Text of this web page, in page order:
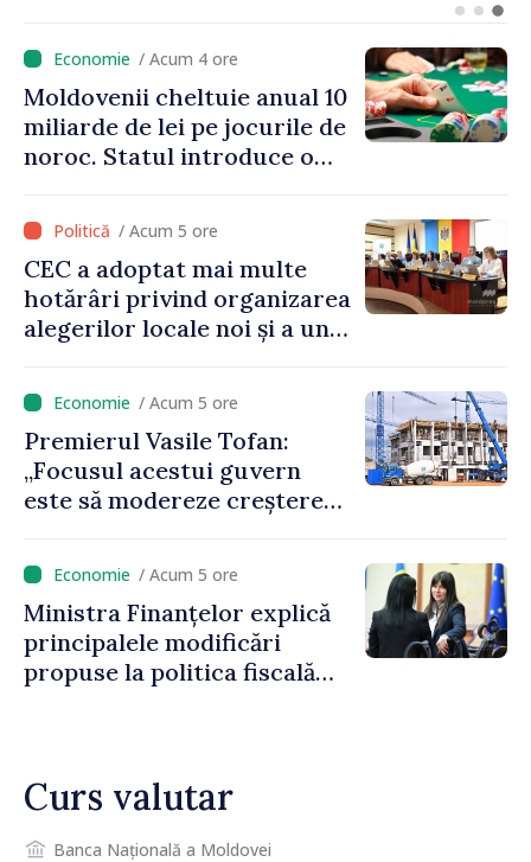
putem menține prețurile la
un nivel mai mic”
/ Acum 4 ore
Moldovenii cheltuie anual 10
miliarde de lei pe jocurile de
noroc. Statul introduce o
peste 500 de milioane de lei
la buget / Acum 5 ore
CEC a adoptat mai multe
hotărâri privind organizarea
alegerilor locale noi și a unui
Delacău, raionul Anenii Noi
/ Acum 5 ore
Premierul Vasile Tofan:
„Focusul acestui guvern
este să modereze creșterea
/ Acum 5 ore
Ministra Finanțelor explică
principalele modificări
propuse la politica fiscală
Curs valutar
Banca Națională a Moldovei